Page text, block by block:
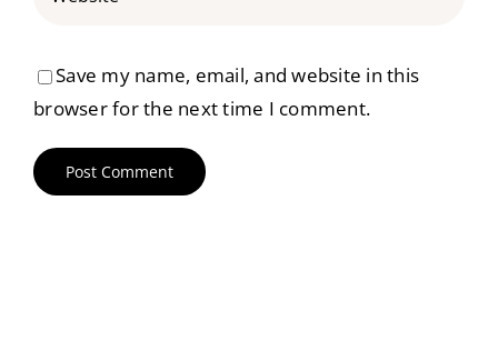
Save my name, email, and website in this
browser for the next time I comment.